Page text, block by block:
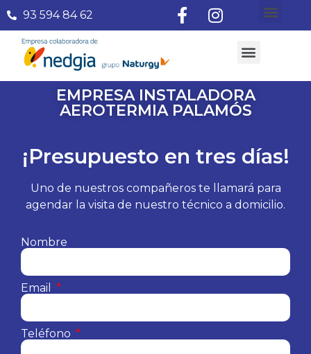
93 594 84 62
EMPRESA INSTALADORA
AEROTERMIA PALAMÓS
¡Presupuesto en tres días!
Uno de nuestros compañeros te llamará para
agendar la visita de nuestro técnico a domicilio.
Nombre
Email
Teléfono